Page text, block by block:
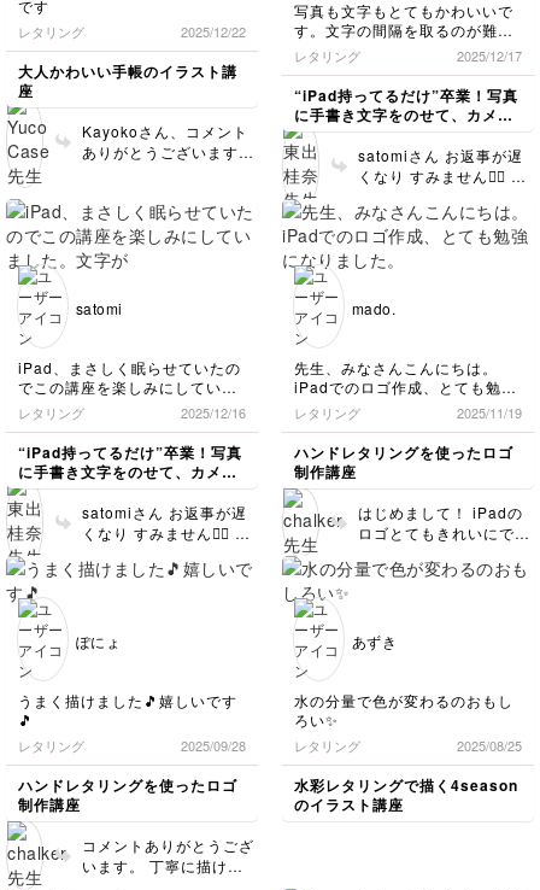
です
レタリング 2025/12/22
大人かわいい手帳のイラスト講
座
Kayokoさん、コメント
ありがとうございます。
写真も文字もとてもかわいいで
す。文字の間隔を取るのが難し
かったです。
レタリング 2025/12/17
“iPad持ってるだけ”卒業！写真
に手書き文字をのせて、カメラ
ロールが「アルバム」に変わる
デジタル文字講座satomiさん お返事が遅
くなり すみません🙇‍♀️ コ
ます😊写真も文字もかわ
いいと言っていただけ
て、とてもうれしいで
すよね😁 少しずつ書い
めてくるので、ぜひ焦ら
ず楽しみながら続けてみ
てください。 これから
もたくさん書いて、iPad
文字を楽しんでいただけ
たらうれしいです！
satomi
iPad、まさしく眠らせていたの
でこの講座を楽しみにしていま
した。文字がかわいくて書くの
も楽しいです！
レタリング 2025/12/16
“iPad持ってるだけ”卒業！写真
に手書き文字をのせて、カメラ
ロールが「アルバム」に変わる
デジタル文字講座
satomiさん お返事が遅
くなり すみません🙇‍♀️ コ
ます✨ iPadが眠ってい
躍してくれそうで、とて
もうれしいです😊 「文
楽しい」と感じていただ
ぜひいろいろな言葉や手
帳、メモなどにも気軽に
書いて楽しんでみてくだ
さいね。これからも一緒
ただけたらうれしいです
✨
mado.
先生、みなさんこんにちは。
iPadでのロゴ作成、とても勉強
になりました。プロの技術を教
えてもらえてありがたいです。
ひとつわからなかったのです
が、家のイラストだけをブラシ
サイズを2ptにしたかったのです
が、
それにつられてサブの文字も2pt
になってしまいました。
レイヤーを変えても、ロックを
しても変わってしまうのです。
なぜなのでしょうか？
レタリング 2025/11/19
ハンドレタリングを使ったロゴ
制作講座
はじめまして！ iPadの
ロゴとてもきれいにでき
すが、ブラシサイズを変
ことですね。 基本は、
レイヤーを家と文字に分
そのような現象は無いの
ね？？ もう一度、 はじ
めに、家と文字のレイヤ
ーを分けてから、それぞ
れ違う太さで描いていた
だければ大丈夫と思うの
ぽにょ
うまく描けました🎵嬉しいです
🎵
レタリング 2025/09/28
ハンドレタリングを使ったロゴ
制作講座
コメントありがとうござ
います。 丁寧に描けて
あずき
水の分量で色が変わるのおもし
ろい✨
レタリング 2025/08/25
水彩レタリングで描く4season
のイラスト講座